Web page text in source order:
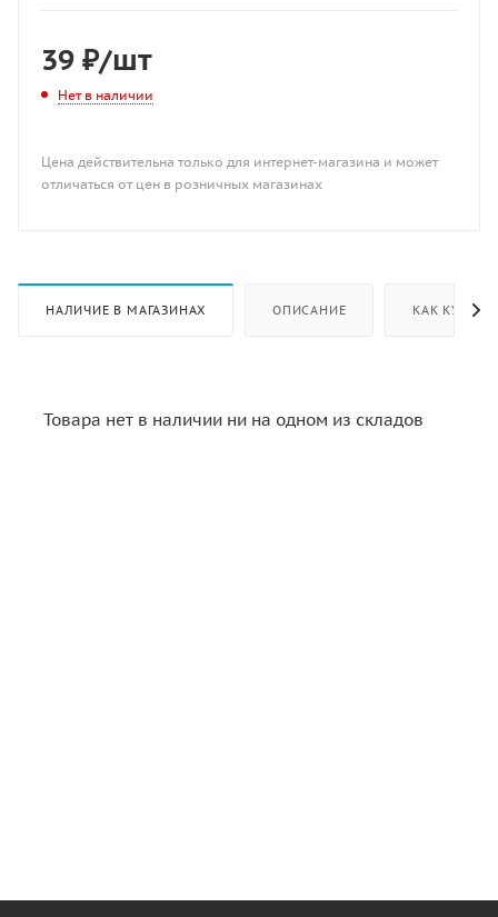
39 ₽/шт
Нет в наличии
Цена действительна только для интернет-магазина и может
отличаться от цен в розничных магазинах
НАЛИЧИЕ В МАГАЗИНАХ ОПИСАНИЕ КАК КУПИТЬ
Товара нет в наличии ни на одном из складов